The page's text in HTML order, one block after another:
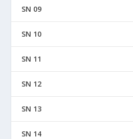
SN 09
SN 10
SN 11
SN 12
SN 13
SN 14